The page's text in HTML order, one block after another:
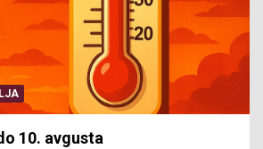
10. avgusta